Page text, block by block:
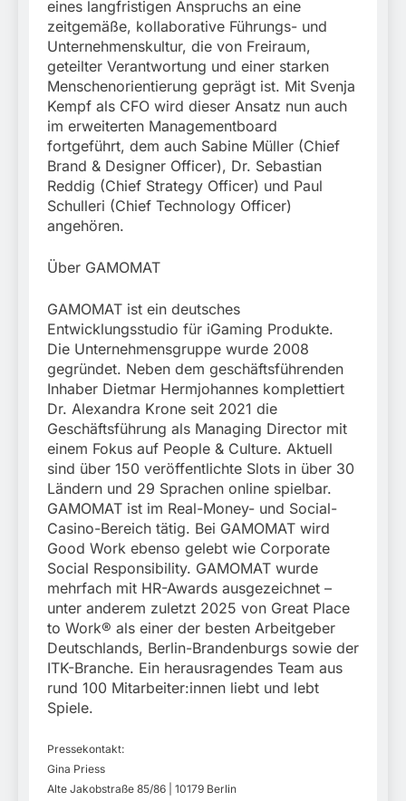
eines langfristigen Anspruchs an eine
zeitgemäße, kollaborative Führungs- und
Unternehmenskultur, die von Freiraum,
geteilter Verantwortung und einer starken
Menschenorientierung geprägt ist. Mit Svenja
Kempf als CFO wird dieser Ansatz nun auch
im erweiterten Managementboard
fortgeführt, dem auch Sabine Müller (Chief
Brand & Designer Officer), Dr. Sebastian
Reddig (Chief Strategy Officer) und Paul
Schulleri (Chief Technology Officer)
angehören.
Über GAMOMAT
GAMOMAT ist ein deutsches
Entwicklungsstudio für iGaming Produkte.
Die Unternehmensgruppe wurde 2008
gegründet. Neben dem geschäftsführenden
Inhaber Dietmar Hermjohannes komplettiert
Dr. Alexandra Krone seit 2021 die
Geschäftsführung als Managing Director mit
einem Fokus auf People & Culture. Aktuell
sind über 150 veröffentlichte Slots in über 30
Ländern und 29 Sprachen online spielbar.
GAMOMAT ist im Real-Money- und Social-
Casino-Bereich tätig. Bei GAMOMAT wird
Good Work ebenso gelebt wie Corporate
Social Responsibility. GAMOMAT wurde
mehrfach mit HR-Awards ausgezeichnet –
unter anderem zuletzt 2025 von Great Place
to Work® als einer der besten Arbeitgeber
Deutschlands, Berlin-Brandenburgs sowie der
ITK-Branche. Ein herausragendes Team aus
rund 100 Mitarbeiter:innen liebt und lebt
Spiele.
Pressekontakt:
Gina Priess
Alte Jakobstraße 85/86 | 10179 Berlin